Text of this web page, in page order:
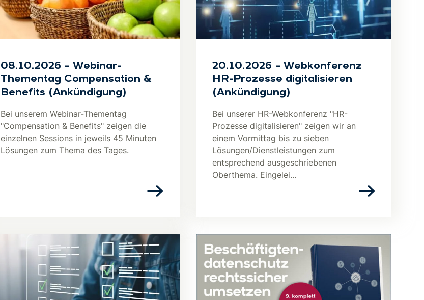
08.10.2026 – Webinar-
Thementag Compensation &
Benefits (Ankündigung)
Bei unserem Webinar-Thementag
"Compensation & Benefits" zeigen die
einzelnen Sessions in jeweils 45 Minuten
Lösungen zum Thema des Tages.
20.10.2026 – Webkonferenz
HR-Prozesse digitalisieren
(Ankündigung)
Bei unserer HR-Webkonferenz "HR-
Prozesse digitalisieren" zeigen wir an
einem Vormittag bis zu sieben
Lösungen/Dienstleistungen zum
entsprechend ausgeschriebenen
Oberthema. Eingelei...